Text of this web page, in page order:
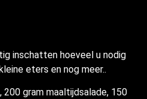
inschatten hoeveel u nodig
eters en nog meer..
200 gram maaltijdsalade, 150